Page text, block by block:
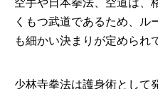
くもつ武道であるため、ル
も細かい決まりが定められ
少林寺拳法は護身術として